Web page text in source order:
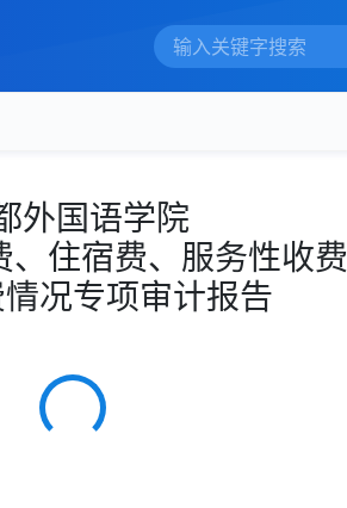
外国语学院
住宿费、服务性收费
况专项审计报告